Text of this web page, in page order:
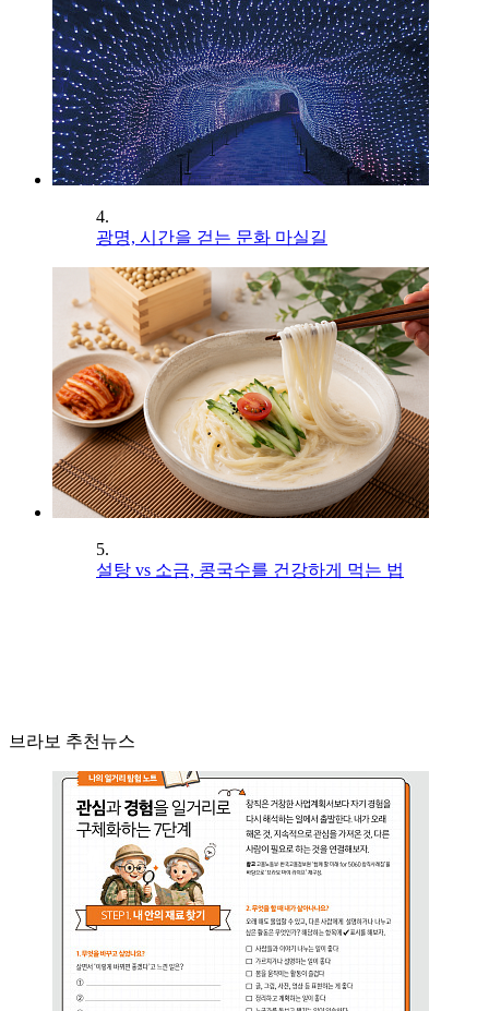
4.
광명, 시간을 걷는 문화 마실길
5.
설탕 vs 소금, 콩국수를 건강하게 먹는 법
브라보 추천뉴스